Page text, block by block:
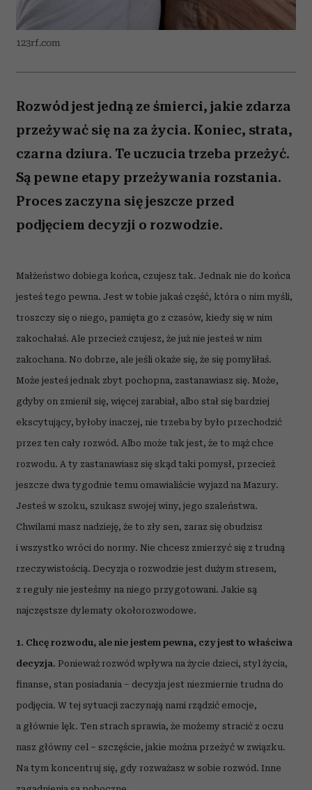
123rf.com
Rozwód jest jedną ze śmierci, jakie zdarza
przeżywać się na za życia. Koniec, strata,
czarna dziura. Te uczucia trzeba przeżyć.
Są pewne etapy przeżywania rozstania.
Proces zaczyna się jeszcze przed
podjęciem decyzji o rozwodzie.
Małżeństwo dobiega końca, czujesz tak. Jednak nie do końca
jesteś tego pewna. Jest w tobie jakaś część, która o nim myśli,
troszczy się o niego, pamięta go z czasów, kiedy się w nim
zakochałaś. Ale przecież czujesz, że już nie jesteś w nim
zakochana. No dobrze, ale jeśli okaże się, że się pomyliłaś.
Może jesteś jednak zbyt pochopna, zastanawiasz się. Może,
gdyby on zmienił się, więcej zarabiał, albo stał się bardziej
ekscytujący, byłoby inaczej, nie trzeba by było przechodzić
przez ten cały rozwód. Albo może tak jest, że to mąż chce
rozwodu. A ty zastanawiasz się skąd taki pomysł, przecież
jeszcze dwa tygodnie temu omawialiście wyjazd na Mazury.
Jesteś w szoku, szukasz swojej winy, jego szaleństwa.
Chwilami masz nadzieję, że to zły sen, zaraz się obudzisz
i wszystko wróci do normy. Nie chcesz zmierzyć się z trudną
rzeczywistością. Decyzja o rozwodzie jest dużym stresem,
z reguły nie jesteśmy na niego przygotowani. Jakie są
najczęstsze dylematy okołorozwodowe.
1. Chcę rozwodu, ale nie jestem pewna, czy jest to właściwa
decyzja. Ponieważ rozwód wpływa na życie dzieci, styl życia,
finanse, stan posiadania – decyzja jest niezmiernie trudna do
podjęcia. W tej sytuacji zaczynają nami rządzić emocje,
a głównie lęk. Ten strach sprawia, że możemy stracić z oczu
nasz główny cel – szczęście, jakie można przeżyć w związku.
Na tym koncentruj się, gdy rozważasz w sobie rozwód. Inne